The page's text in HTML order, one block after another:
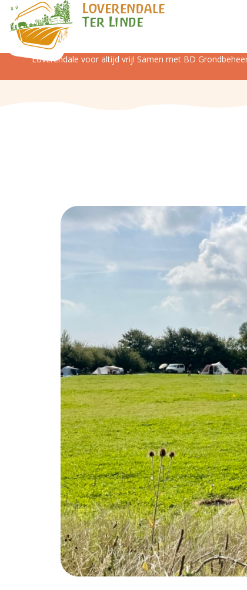
Loverendale voor altijd vrij! Samen met BD